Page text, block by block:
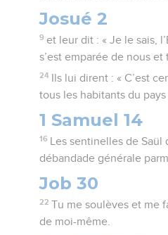
Josué 2
9 et leur dit : « Je le sais,
s’est emparée de nous
24
Ils lui dirent : « C’est
tous les habitants du
1 Samuel 14
16
Les sentinelles de
débandade générale
Job 30
22 Tu me soulèves et me
de moi-même.